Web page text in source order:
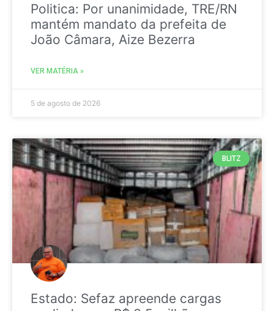
Politica: Por unanimidade, TRE/RN
mantém mandato da prefeita de
João Câmara, Aize Bezerra
VER MATÉRIA »
5 de agosto de 2026
BLITZ
Estado: Sefaz apreende cargas